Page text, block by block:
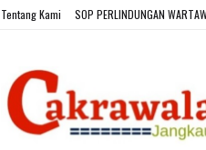
Tentang Kami SOP PERLINDUNGAN